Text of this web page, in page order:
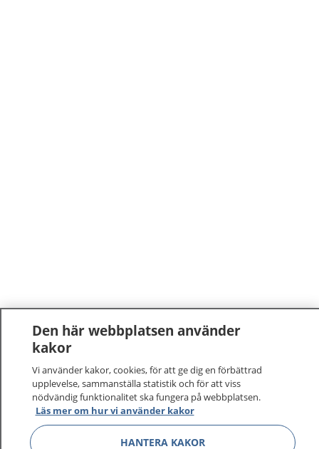
1177 –tryggt om din hälsa och vård
På 1177.se får du råd om hälsa och information om
sjukdomar och vilka mottagningar du kan kontakta.
Logga in för att läsa din journal och göra dina
vårdärenden. Ring telefonnummer 1177 för
Den här webbplatsen använder
kakor
Vi använder kakor, cookies, för att ge dig en förbättrad
upplevelse, sammanställa statistik och för att viss
nödvändig funktionalitet ska fungera på webbplatsen.
Läs mer om hur vi använder kakor
HANTERA KAKOR